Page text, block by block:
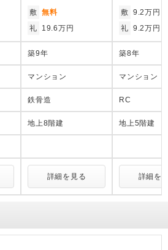
敷 無料
礼
19.6万円
敷 9.2万円
礼 9.2万円
築9年 築8年
マンション マンション
鉄骨造 RC
地上8階建 地上5階建
詳細を見る 詳細を